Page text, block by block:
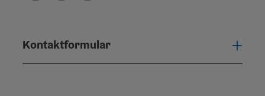
Kontaktformular